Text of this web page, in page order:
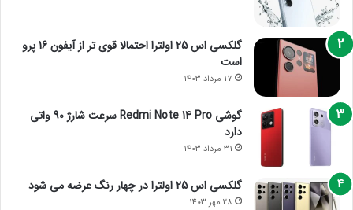
گلکسی اس 25 اولترا احتمالا قوی تر از آیفون 16 پرو
است
17 مرداد 1403
گوشی Redmi Note 14 Pro سرعت شارژ 90 واتی
دارد
31 مرداد 1403
گلکسی اس 25 اولترا در چهار رنگ عرضه می شود
28 مهر 1403